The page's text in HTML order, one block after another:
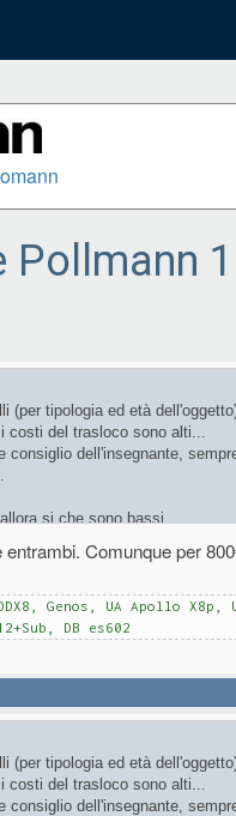
Pollmann
tipologia ed età
costi del trasloco sono alti...
dell'insegnante,
.
si che sono bassi.
Comunque per
Genos, UA Apollo X8p,
DB es602
tipologia ed età
del trasloco sono alti...
dell'insegnante,